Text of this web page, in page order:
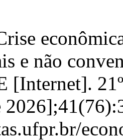
e não
[Internet].